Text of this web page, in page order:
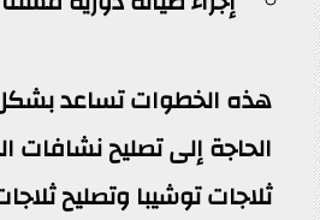
هذه الخطوات تساعد
الحاجة إلى تصليح نشافات
ثلاجات توشيبا وتصليح